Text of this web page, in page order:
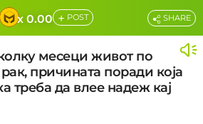
x 0.00 + POST
месеци живот по
причината поради која
треба да влее надеж кај
SHARE